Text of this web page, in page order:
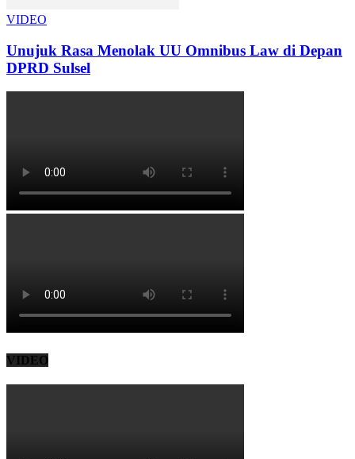
VIDEO
Unujuk Rasa Menolak UU Omnibus Law di Depan
DPRD Sulsel
VIDEO